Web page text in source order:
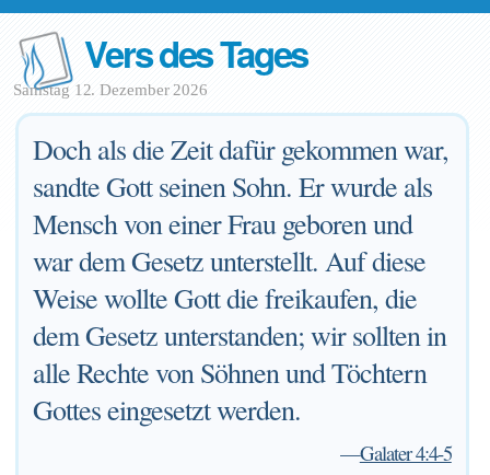
Vers des Tages
Samstag 12. Dezember 2026
Doch als die Zeit dafür gekommen war,
sandte Gott seinen Sohn. Er wurde als
Mensch von einer Frau geboren und
war dem Gesetz unterstellt. Auf diese
Weise wollte Gott die freikaufen, die
dem Gesetz unterstanden; wir sollten in
alle Rechte von Söhnen und Töchtern
Gottes eingesetzt werden.
—Galater 4:4-5